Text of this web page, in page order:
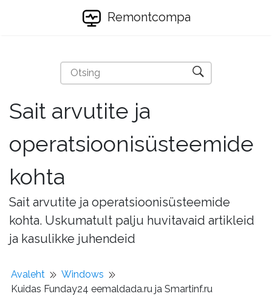
Remontcompa
Sait arvutite ja
operatsioonisüsteemide
kohta
Sait arvutite ja operatsioonisüsteemide
kohta. Uskumatult palju huvitavaid artikleid
ja kasulikke juhendeid
Avaleht
Windows
Kuidas Funday24 eemaldada.ru ja Smartinf.ru